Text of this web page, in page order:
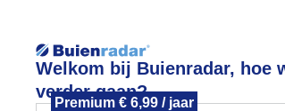
Welkom bij Buienradar, hoe
verder gaan?
Premium € 6,99 / jaar